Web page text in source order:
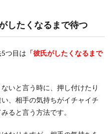
したくなるまで待つ
つ目は 「彼氏がしたくなるまで
いと言う時に、押し付けたり
、相手の気持ちがイチャイチ
ると言う方法です。